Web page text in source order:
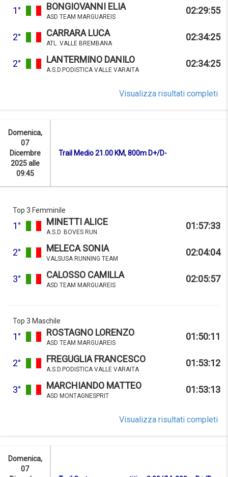
1° BONGIOVANNI ELIA
ASD TEAM MARGUAREIS
02:29:55
2° CARRARA LUCA
ATL. VALLE BREMBANA
02:34:25
2° LANTERMINO DANILO
A.S.D.PODISTICA VALLE VARAITA
02:34:25
Visualizza risultati completi
Domenica,
07
Dicembre
2025 alle
09:45
Trail Medio 21.00 KM, 800m D+/D-
Top 3 Femminile
1° MINETTI ALICE
A.S.D. BOVES RUN
01:57:33
2° MELECA SONIA
VALSUSA RUNNING TEAM
02:04:04
3° CALOSSO CAMILLA
ASD TEAM MARGUAREIS
02:05:57
Top 3 Maschile
1° ROSTAGNO LORENZO
ASD TEAM MARGUAREIS
01:50:11
2° FREGUGLIA FRANCESCO
A.S.D.PODISTICA VALLE VARAITA
01:53:12
3° MARCHIANDO MATTEO
ASD MONTAGNESPRIT
01:53:13
Visualizza risultati completi
Domenica,
07